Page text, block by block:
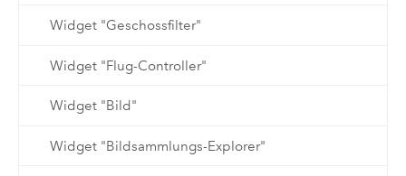
Widget "Geschossfilter"
Widget "Flug-Controller"
Widget "Bild"
Widget "Bildsammlungs-Explorer"